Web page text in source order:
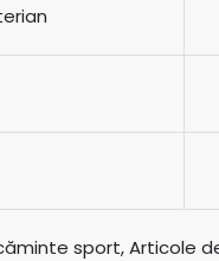
sport, Articole